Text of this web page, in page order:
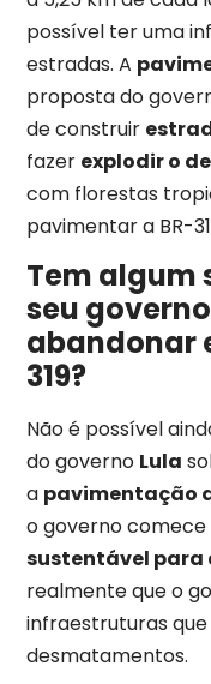
possível ter uma
estradas. A
proposta do
de construir
fazer explodir o
com florestas
pavimentar a BR-
Tem algum
seu
abandonar
319?
Não é possível
do governo Lula
a pavimentação
o governo
sustentável para
realmente que o
infraestruturas
desmatamentos.